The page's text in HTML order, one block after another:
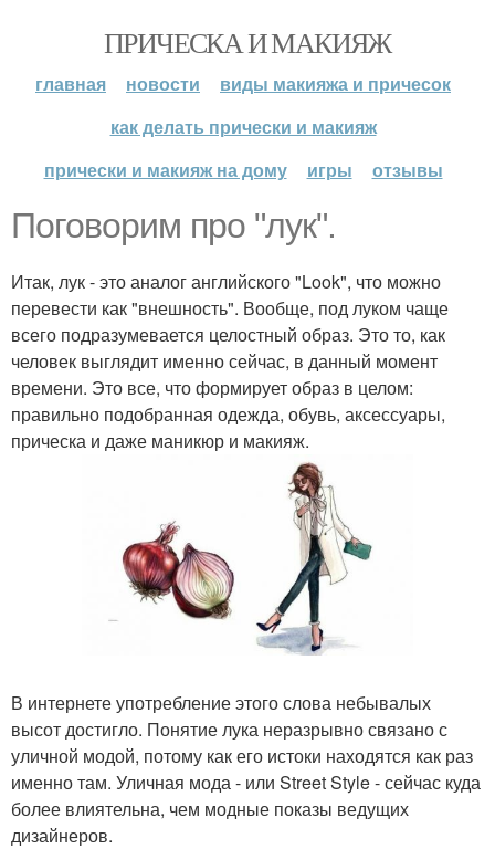
ПРИЧЕСКА И МАКИЯЖ
главная новости
виды макияжа и причесок
как делать прически и макияж
прически и макияж на дому
игры отзывы
Поговорим про "лук".
Итак, лук - это аналог английского "Look", что можно
перевести как "внешность". Вообще, под луком чаще
всего подразумевается целостный образ. Это то, как
человек выглядит именно сейчас, в данный момент
времени. Это все, что формирует образ в целом:
правильно подобранная одежда, обувь, аксессуары,
прическа и даже маникюр и макияж.
В интернете употребление этого слова небывалых
высот достигло. Понятие лука неразрывно связано с
уличной модой, потому как его истоки находятся как раз
именно там. Уличная мода - или Street Style - сейчас куда
более влиятельна, чем модные показы ведущих
дизайнеров.